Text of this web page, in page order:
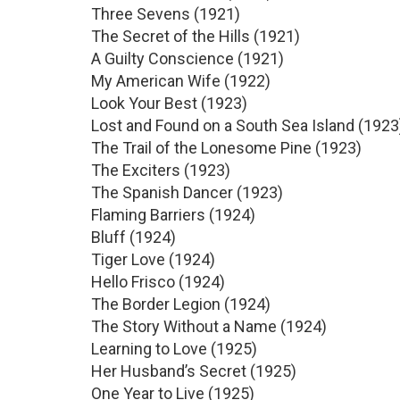
Three Sevens (1921)
The Secret of the Hills (1921)
A Guilty Conscience (1921)
My American Wife (1922)
Look Your Best (1923)
Lost and Found on a South Sea Island
The Trail of the Lonesome Pine (1923)
The Exciters (1923)
The Spanish Dancer (1923)
Flaming Barriers (1924)
Bluff (1924)
Tiger Love (1924)
Hello Frisco (1924)
The Border Legion (1924)
The Story Without a Name (1924)
Learning to Love (1925)
Her Husband’s Secret (1925)
One Year to Live (1925)